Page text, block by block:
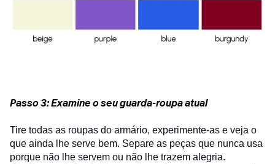
Passo 3: Examine o seu guarda-roupa atual
Tire todas as roupas do armário, experimente-as e veja o
que ainda lhe serve bem. Separe as peças que nunca usa
porque não lhe servem ou não lhe trazem alegria.